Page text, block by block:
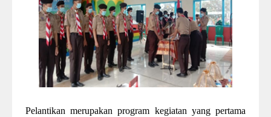
Pelantikan merupakan program kegiatan yang pertama